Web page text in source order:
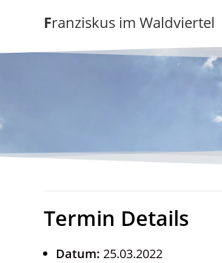
Franziskus im Waldviertel
Termin Details
Datum: 25.03.2022